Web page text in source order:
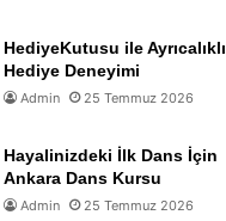
HediyeKutusu ile Ayrıcalıklı
Hediye Deneyimi
Admin 25 Temmuz 2026
Hayalinizdeki İlk Dans İçin
Ankara Dans Kursu
Admin 25 Temmuz 2026